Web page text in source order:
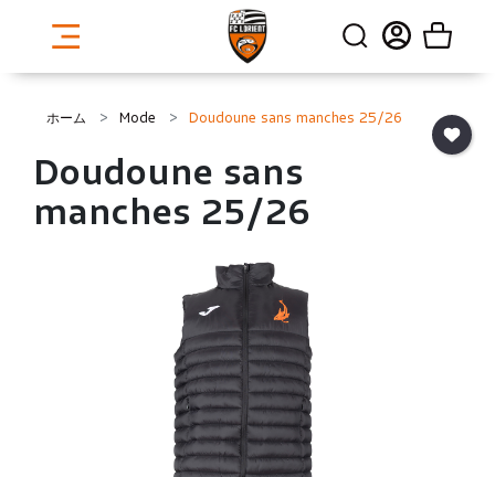
ホーム Mode Doudoune sans manches 25/26
Doudoune sans
manches 25/26